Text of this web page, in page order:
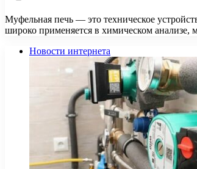
Муфельная печь — это техническое
широко применяется в химическом
Новости интернета